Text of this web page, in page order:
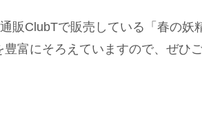
販ClubTで販売している「春の妖
富にそろえていますので、ぜひ